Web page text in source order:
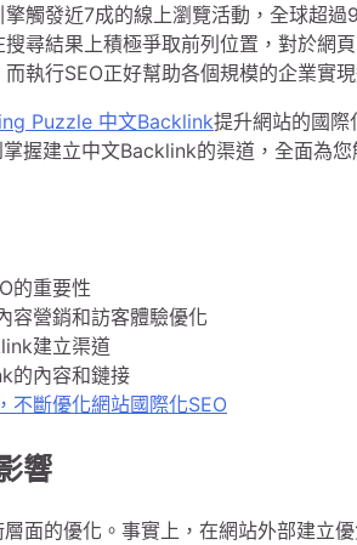
觸發近7成的線上瀏覽活動，全球超
尋結果上積極爭取前列位置，對於網
執行SEO正好幫助各個規模的企業實
Puzzle 中文Backlink提升網站的國
握建立中文Backlink的渠道，全面為
的重要性
容營銷和訪客體驗優化
建立渠道
的內容和鏈接
不斷優化網站國際化SEO
響
面的優化。事實上，在網站外部建立